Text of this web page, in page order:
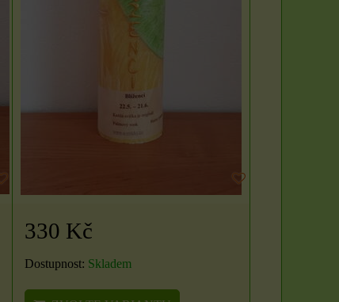
330 Kč
Dostupnost: Skladem